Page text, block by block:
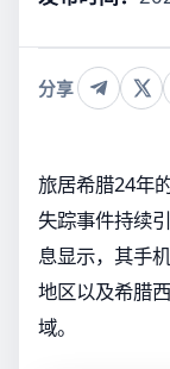
分享
旅居希腊24年
失踪事件持续
息显示，其手
地区以及希腊
域。